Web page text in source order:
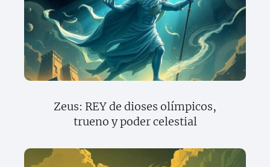
Zeus: REY de dioses olímpicos,
trueno y poder celestial